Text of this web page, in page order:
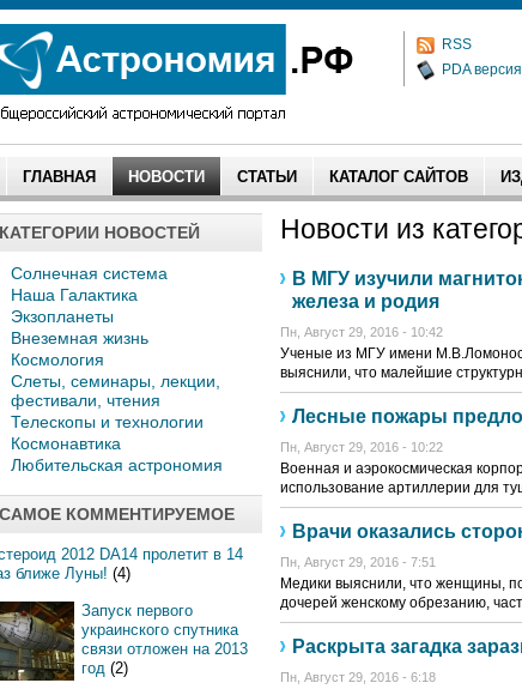
RSS
PDA версия
ГЛАВНАЯ НОВОСТИ СТАТЬИ КАТАЛОГ САЙТОВ
КАТЕГОРИИ НОВОСТЕЙ
Солнечная система
Наша Галактика
Экзопланеты
Внеземная жизнь
Космология
Слеты, семинары, лекции,
фестивали, чтения
Телескопы и технологии
Космонавтика
Любительская астрономия
САМОЕ КОММЕНТИРУЕМОЕ
2012 DA14 пролетит в 14
ближе Луны! (4)
Запуск первого
украинского спутника
связи отложен на 2013
год (2)
Новости из
В МГУ изучили
железа и родия
Пн, Август 29, 2016 - 10:42
Ученые из МГУ имени
выяснили, что малейшие
Лесные пожары
Пн, Август 29, 2016 - 10:22
Военная и аэрокосмическая
использование артиллерии для
Врачи оказались
Пн, Август 29, 2016 - 7:51
Медики выяснили, что женщины,
дочерей женскому обрезанию,
Раскрыта загадка
Пн, Август 29, 2016 - 6:18